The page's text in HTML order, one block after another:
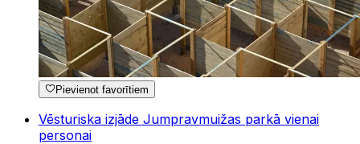
Pievienot favorītiem
Vēsturiska izjāde Jumpravmuižas parkā vienai
personai